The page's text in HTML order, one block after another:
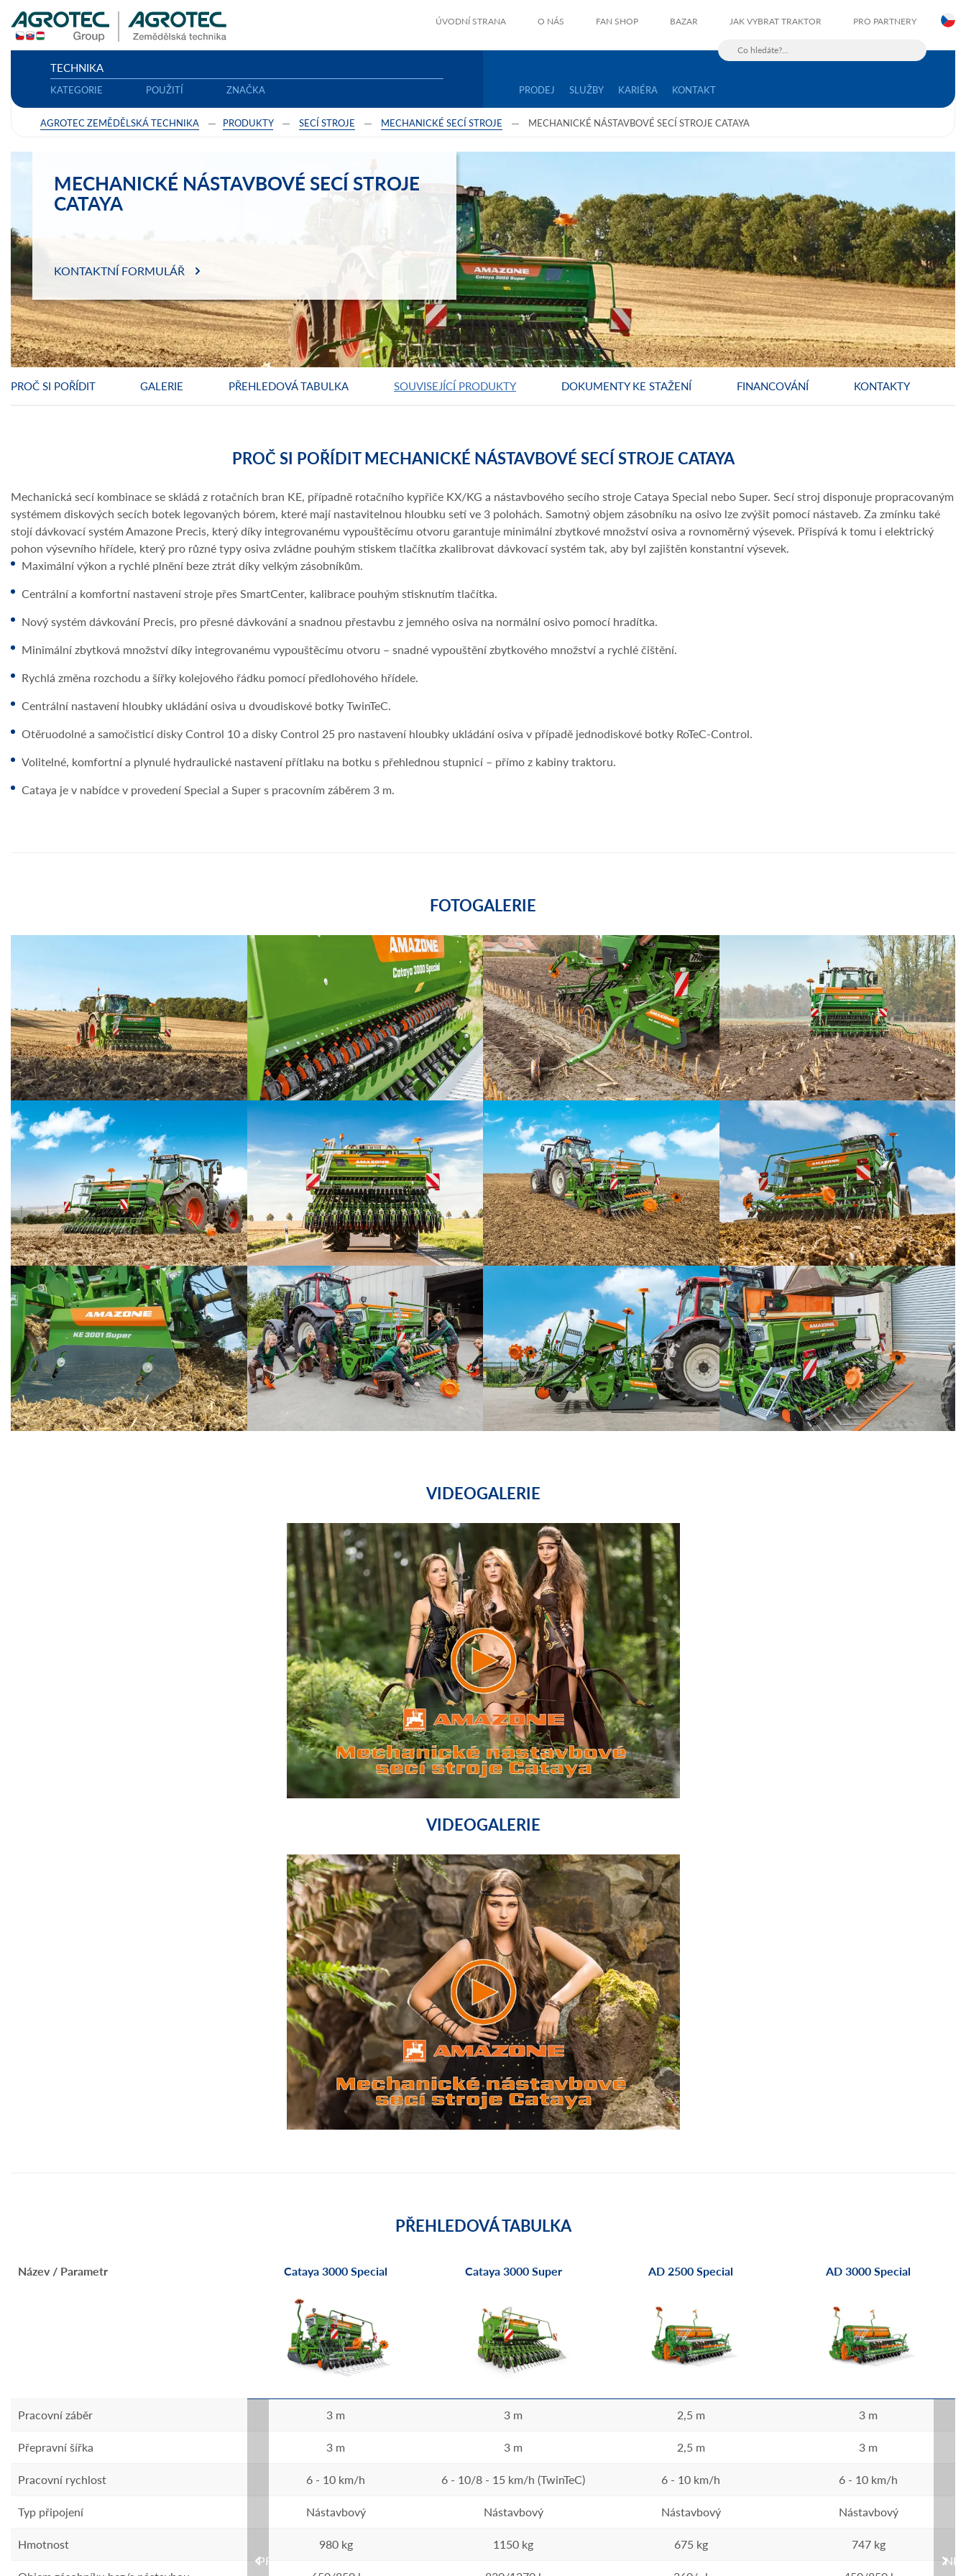
ÚVODNÍ STRANA O NÁS FAN SHOP BAZAR JAK VYBRAT TRAKTOR PRO PARTNERY
TECHNIKA
KATEGORIE POUŽITÍ ZNAČKA PRODEJ SLUŽBY KARIÉRA KONTAKT
AGROTEC ZEMĚDĚLSKÁ TECHNIKA PRODUKTY SECÍ STROJE MECHANICKÉ SECÍ STROJE MECHANICKÉ NÁSTAVBOVÉ SECÍ STROJE CATAYA
MECHANICKÉ NÁSTAVBOVÉ SECÍ STROJE
CATAYA
KONTAKTNÍ FORMULÁŘ
PROČ SI POŘÍDIT GALERIE PŘEHLEDOVÁ TABULKA SOUVISEJÍCÍ PRODUKTY DOKUMENTY KE STAŽENÍ FINANCOVÁNÍ KONTAKTY
PROČ SI POŘÍDIT MECHANICKÉ NÁSTAVBOVÉ SECÍ STROJE CATAYA
Mechanická secí kombinace se skládá z rotačních bran KE, případně rotačního kypřiče KX/KG a nástavbového secího stroje Cataya Special nebo Super. Secí stroj disponuje propracovaným
systémem diskových secích botek legovaných bórem, které mají nastavitelnou hloubku setí ve 3 polohách. Samotný objem zásobníku na osivo lze zvýšit pomocí nástaveb. Za zmínku také
stojí dávkovací systém Amazone Precis, který díky integrovanému vypouštěcímu otvoru garantuje minimální zbytkové množství osiva a rovnoměrný výsevek. Přispívá k tomu i elektrický
pohon výsevního hřídele, který pro různé typy osiva zvládne pouhým stiskem tlačítka zkalibrovat dávkovací systém tak, aby byl zajištěn konstantní výsevek.
Maximální výkon a rychlé plnění beze ztrát díky velkým zásobníkům.
Centrální a komfortní nastavení stroje přes SmartCenter, kalibrace pouhým stisknutím tlačítka.
Nový systém dávkování Precis, pro přesné dávkování a snadnou přestavbu z jemného osiva na normální osivo pomocí hradítka.
Minimální zbytková množství díky integrovanému vypouštěcímu otvoru – snadné vypouštění zbytkového množství a rychlé čištění.
Rychlá změna rozchodu a šířky kolejového řádku pomocí předlohového hřídele.
Centrální nastavení hloubky ukládání osiva u dvoudiskové botky TwinTeC.
Otěruodolné a samočisticí disky Control 10 a disky Control 25 pro nastavení hloubky ukládání osiva v případě jednodiskové botky RoTeC-Control.
Volitelné, komfortní a plynulé hydraulické nastavení přítlaku na botku s přehlednou stupnicí – přímo z kabiny traktoru.
Cataya je v nabídce v provedení Special a Super s pracovním záběrem 3 m.
FOTOGALERIE
VIDEOGALERIE
VIDEOGALERIE
PŘEHLEDOVÁ TABULKA
Název / Parametr
Pracovní záběr
Přepravní šířka
Pracovní rychlost
Typ připojení
Hmotnost
PREVIOUS
Cataya 3000 Special
3 m
3 m
6 - 10 km/h
Nástavbový
980 kg
Cataya 3000 Super
3 m
3 m
6 - 10/8 - 15 km/h (TwinTeC)
Nástavbový
1150 kg
AD 2500 Special
2,5 m
2,5 m
6 - 10 km/h
Nástavbový
675 kg
AD 3000 Special
3 m
3 m
6 - 10 km/h
Nástavbový
747 kg